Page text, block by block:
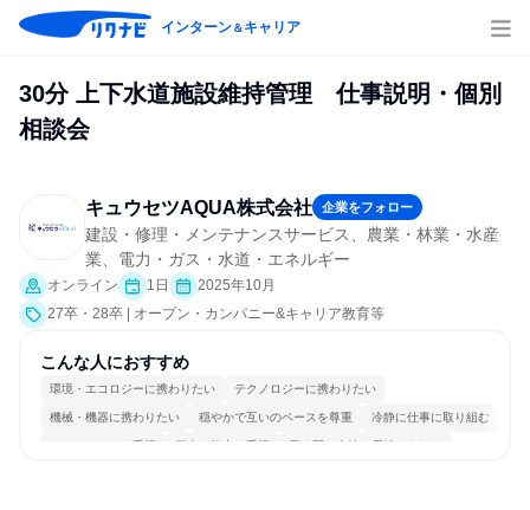
インターン＆キャリア
30分 上下水道施設維持管理 仕事説明・個別
相談会
キュウセツAQUA株式会社 企業をフォロー
建設・修理・メンテナンスサービス、農業・林業・水産
業、電力・ガス・水道・エネルギー
オンライン 1日
2025年10月
27卒・28卒 | オープン・カンパニー&キャリア教育等
こんな人におすすめ
環境・エコロジーに携わりたい テクノロジーに携わりたい
機械・機器に携わりたい 穏やかで互いのペースを尊重 冷静に仕事に取り組む
チームワークを重視 個人の能力を重視 長く同じ会社に居続けられる